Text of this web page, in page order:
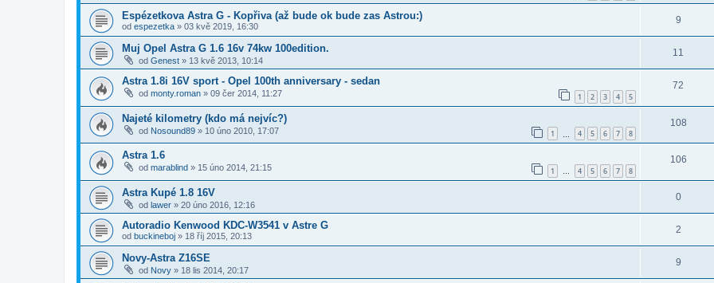
Espézetkova Astra G - Kopřiva (až bude ok bude zas Astrou:)
od espezetka » 03 kvě 2019, 16:30
9
Muj Opel Astra G 1.6 16v 74kw 100edition.
od Genest » 13 kvě 2013, 10:14
11
Astra 1.8i 16V sport - Opel 100th anniversary - sedan
od monty.roman » 09 čer 2014, 11:27 1 2 3 4 5
72
Najeté kilometry (kdo má nejvíc?)
od Nosound89 » 10 úno 2010, 17:07 1 4 5 6 7 8
108
Astra 1.6
od marablind » 15 úno 2014, 21:15 1 … 4 5 6 7 8
106
Astra Kupé 1.8 16V
od lawer » 20 úno 2016, 12:16
0
Autoradio Kenwood KDC-W3541 v Astre G
od buckineboj » 18 říj 2015, 20:13
2
Novy-Astra Z16SE
od Novy » 18 lis 2014, 20:17
9